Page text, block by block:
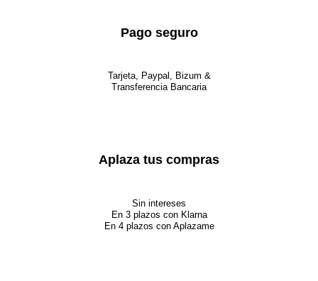
Pago seguro
Tarjeta, Paypal, Bizum &
Transferencia Bancaria
Aplaza tus compras
Sin intereses
En 3 plazos con Klarna
En 4 plazos con Aplazame